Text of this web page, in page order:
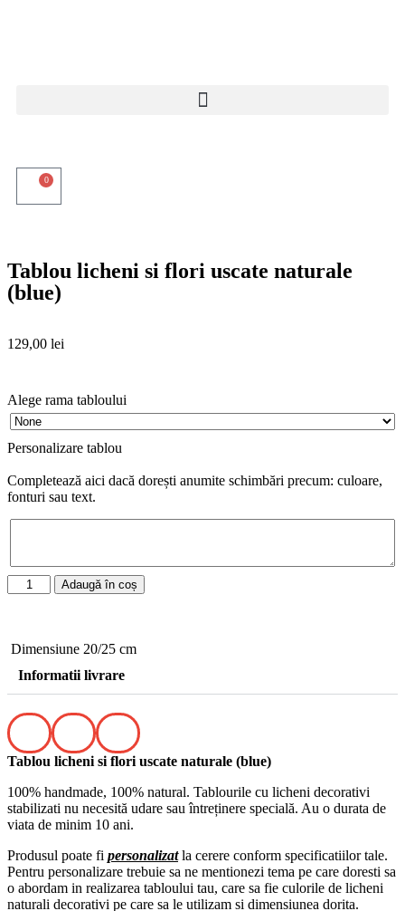
0
Tablou licheni si flori uscate naturale
(blue)
129,00 lei
Alege rama tabloului
Personalizare tablou
Completează aici dacă dorești anumite schimbări precum: culoare,
fonturi sau text.
Adaugă în coș
Dimensiune 20/25 cm
Informatii livrare
Tablou licheni si flori uscate naturale (blue)
100% handmade, 100% natural. Tablourile cu licheni decorativi
stabilizati nu necesită udare sau întreținere specială. Au o durata de
viata de minim 10 ani.
Produsul poate fi personalizatla cerere conform specificatiilor tale.
Pentru personalizare trebuie sa ne mentionezi tema pe care doresti sa
o abordam in realizarea tabloului tau, care sa fie culorile de licheni
naturali decorativi pe care sa le utilizam si dimensiunea dorita.